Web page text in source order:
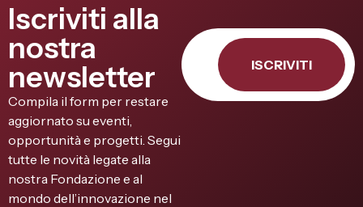
Iscriviti alla
nostra
newsletter
Compila il form per restare
aggiornato su eventi,
opportunità e progetti. Segui
tutte le novità legate alla
nostra Fondazione e al
mondo dell’innovazione nel
ISCRIVITI